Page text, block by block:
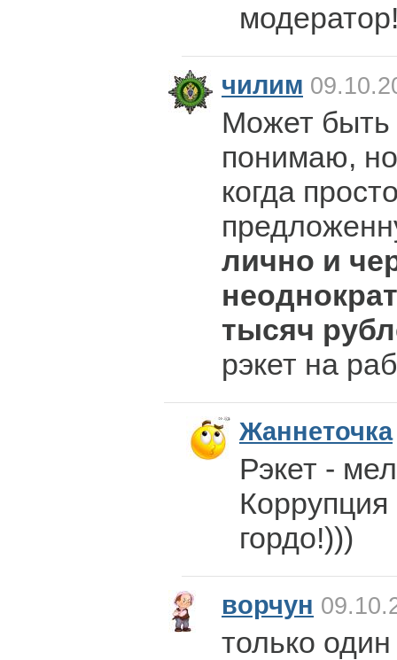
чилим
Может быть
понимаю,
когда
лично и
тысяч
рэкет на
Жаннеточка
Рэкет -
Коррупция
гордо!)))
ворчун
только